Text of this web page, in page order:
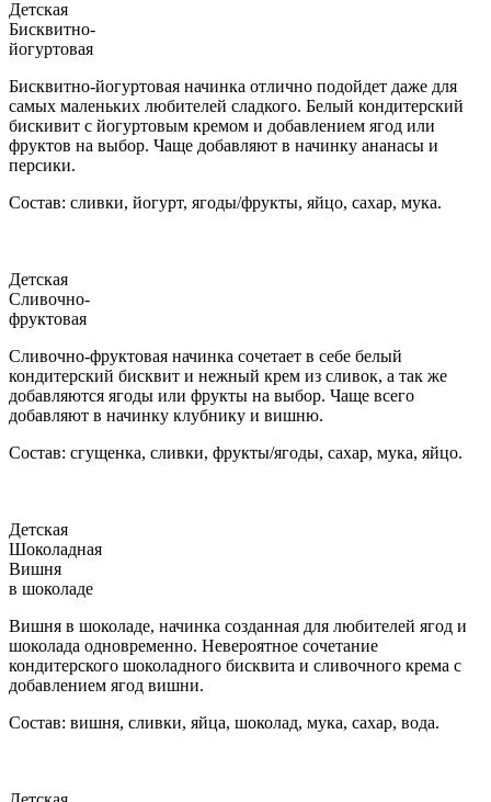
Детская
Бисквитно-
йогуртовая
Бисквитно-йогуртовая начинка отлично подойдет даже для
самых маленьких любителей сладкого. Белый кондитерский
бискивит с йогуртовым кремом и добавлением ягод или
фруктов на выбор. Чаще добавляют в начинку ананасы и
персики.
Состав: сливки, йогурт, ягоды/фрукты, яйцо, сахар, мука.
Детская
Сливочно-
фруктовая
Сливочно-фруктовая начинка сочетает в себе белый
кондитерский бисквит и нежный крем из сливок, а так же
добавляются ягоды или фрукты на выбор. Чаще всего
добавляют в начинку клубнику и вишню.
Состав: сгущенка, сливки, фрукты/ягоды, сахар, мука, яйцо.
Детская
Шоколадная
Вишня
в шоколаде
Вишня в шоколаде, начинка созданная для любителей ягод и
шоколада одновременно. Невероятное сочетание
кондитерского шоколадного бисквита и сливочного крема с
добавлением ягод вишни.
Состав: вишня, сливки, яйца, шоколад, мука, сахар, вода.